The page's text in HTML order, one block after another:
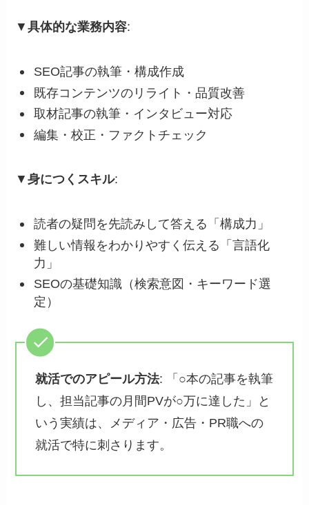
▼具体的な業務内容:
SEO記事の執筆・構成作成
既存コンテンツのリライト・品質改善
取材記事の執筆・インタビュー対応
編集・校正・ファクトチェック
▼身につくスキル:
読者の疑問を先読みして答える「構成力」
難しい情報をわかりやすく伝える「言語化
力」
SEOの基礎知識（検索意図・キーワード選
定）
就活でのアピール方法: 「○本の記事を執筆
し、担当記事の月間PVが○万に達した」と
いう実績は、メディア・広告・PR職への
就活で特に刺さります。